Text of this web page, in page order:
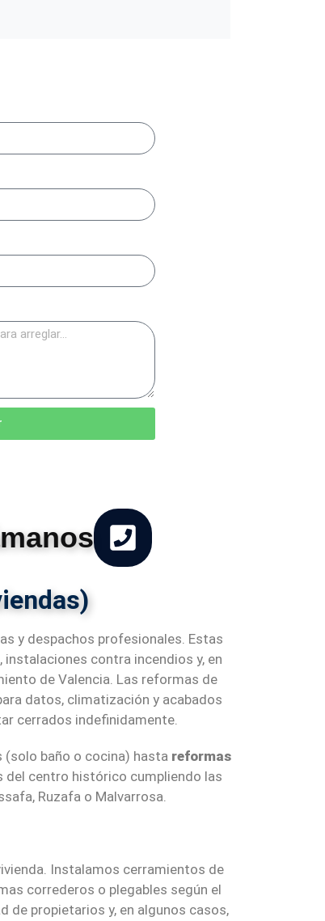
y despachos profesionales. Estas
contra incendios y, en
de Valencia. Las reformas de
datos, climatización y acabados
cerrados indefinidamente.
(solo baño o cocina) hasta reformas
del centro histórico cumpliendo las
Ruzafa o Malvarrosa.
Instalamos cerramientos de
correderos o plegables según el
de propietarios y, en algunos casos,